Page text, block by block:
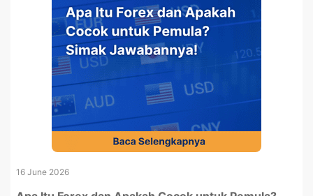
16 June 2026